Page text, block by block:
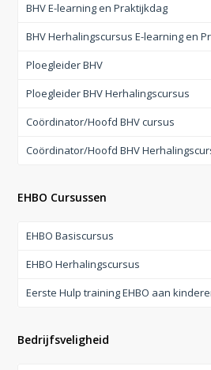
BHV E-learning en Praktijkdag
BHV Herhalingscursus E-learning en
Ploegleider BHV
Ploegleider BHV Herhalingscursus
Coördinator/Hoofd BHV cursus
Coördinator/Hoofd BHV
EHBO Cursussen
EHBO Basiscursus
EHBO Herhalingscursus
Eerste Hulp training EHBO aan
Bedrijfsveligheid